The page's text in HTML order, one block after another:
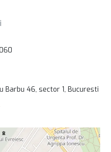
Barbu 46, sector 1, Bucuresti